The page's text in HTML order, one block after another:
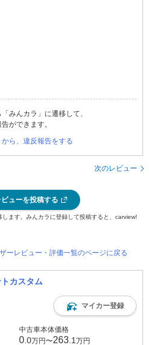
みんカラ」に遷移して、
ができます。
から、違反報告をする
次のレビュー
ューを投稿する
ます。みんカラに登録して投稿すると、carview!
ーレビュー・評価一覧のページに戻る
カスタム
マイカー登録
中古車本体価格
0 .0万円〜263 .1 万円